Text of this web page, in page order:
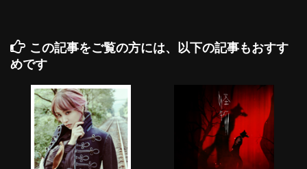
この記事をご覧の方には、以下の記事もおすす
めです